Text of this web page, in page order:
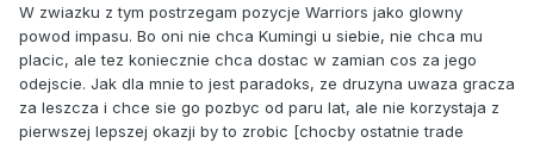
W zwiazku z tym postrzegam pozycje Warriors jako glowny
powod impasu. Bo oni nie chca Kumingi u siebie, nie chca mu
placic, ale tez koniecznie chca dostac w zamian cos za jego
odejscie. Jak dla mnie to jest paradoks, ze druzyna uwaza gracza
za leszcza i chce sie go pozbyc od paru lat, ale nie korzystaja z
pierwszej lepszej okazji by to zrobic [chocby ostatnie trade